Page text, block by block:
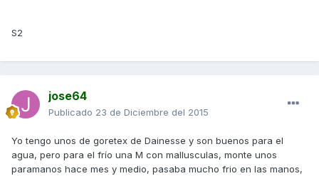
S2
jose64
Publicado 23 de Diciembre del 2015
Yo tengo unos de goretex de Dainesse y son buenos para el
agua, pero para el frío una M con mallusculas, monte unos
paramanos hace mes y medio, pasaba mucho frio en las manos,